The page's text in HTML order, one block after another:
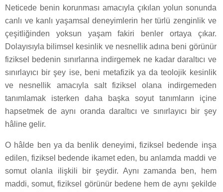
Neticede benin korunması amacıyla çıkılan yolun sonunda
canlı ve kanlı yaşamsal deneyimlerin her türlü zenginlik ve
çeşitliğinden yoksun yaşam fakiri benler ortaya çıkar.
Dolayısıyla bilimsel kesinlik ve nesnellik adına beni görünür
fiziksel bedenin sınırlarına indirgemek ne kadar daraltıcı ve
sınırlayıcı bir şey ise, beni metafizik ya da teolojik kesinlik
ve nesnellik amacıyla salt fiziksel olana indirgemeden
tanımlamak isterken daha başka soyut tanımların içine
hapsetmek de aynı oranda daraltıcı ve sınırlayıcı bir şey
hâline gelir.
O hâlde ben ya da benlik deneyimi, fiziksel bedende inşa
edilen, fiziksel bedende ikamet eden, bu anlamda maddi ve
somut olanla ilişkili bir şeydir. Aynı zamanda ben, hem
maddi, somut, fiziksel görünür bedene hem de aynı şekilde